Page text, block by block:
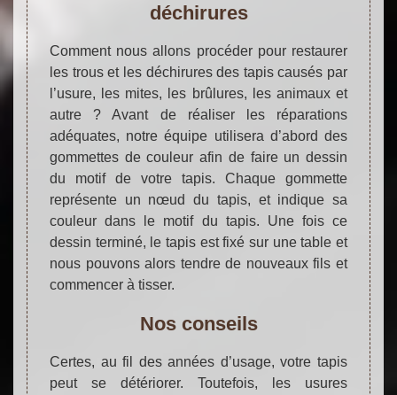
déchirures
Comment nous allons procéder pour restaurer
les trous et les déchirures des tapis causés par
l’usure, les mites, les brûlures, les animaux et
autre ? Avant de réaliser les réparations
adéquates, notre équipe utilisera d’abord des
gommettes de couleur afin de faire un dessin
du motif de votre tapis. Chaque gommette
représente un nœud du tapis, et indique sa
couleur dans le motif du tapis. Une fois ce
dessin terminé, le tapis est fixé sur une table et
nous pouvons alors tendre de nouveaux fils et
commencer à tisser.
Nos conseils
Certes, au fil des années d’usage, votre tapis
peut se détériorer. Toutefois, les usures